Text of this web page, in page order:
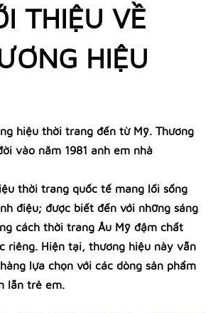
THIỆU VỀ
HIỆU
hiệu thời trang đến từ Mỹ. Thương
vào năm 1981 anh em nhà
thời trang quốc tế mang lối sống
điệu; được biết đến với những sáng
cách thời trang Âu Mỹ đậm chất
riêng. Hiện tại, thương hiệu này vẫn
lựa chọn với các dòng sản phẩm
lẫn trẻ em.